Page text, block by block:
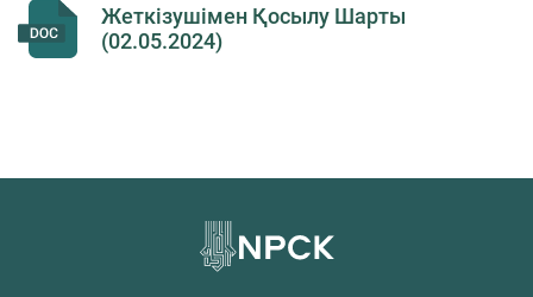
Жеткізушімен Қосылу Шарты
(02.05.2024)